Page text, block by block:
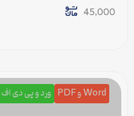
45,000
Word و PDF ورد و پی دی اف